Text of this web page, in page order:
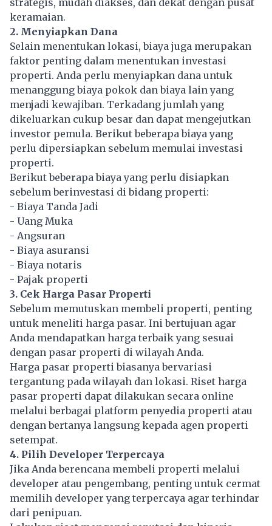
keramaian.
2. Menyiapkan Dana
Selain menentukan lokasi, biaya juga merupakan
faktor penting dalam menentukan investasi
properti. Anda perlu menyiapkan dana untuk
menanggung biaya pokok dan biaya lain yang
menjadi kewajiban. Terkadang jumlah yang
dikeluarkan cukup besar dan dapat mengejutkan
investor pemula. Berikut beberapa biaya yang
perlu dipersiapkan sebelum memulai investasi
properti.
Berikut beberapa biaya yang perlu disiapkan
sebelum berinvestasi di bidang properti:
- Biaya Tanda Jadi
- Uang Muka
- Angsuran
- Biaya asuransi
- Biaya notaris
- Pajak properti
3. Cek Harga Pasar Properti
Sebelum memutuskan membeli properti, penting
untuk meneliti harga pasar. Ini bertujuan agar
Anda mendapatkan harga terbaik yang sesuai
dengan pasar properti di wilayah Anda.
Harga pasar properti biasanya bervariasi
tergantung pada wilayah dan lokasi. Riset harga
pasar properti dapat dilakukan secara online
melalui berbagai platform penyedia properti atau
dengan bertanya langsung kepada agen properti
setempat.
4. Pilih Developer Terpercaya
Jika Anda berencana membeli properti melalui
developer atau pengembang, penting untuk cermat
memilih developer yang terpercaya agar terhindar
dari penipuan.